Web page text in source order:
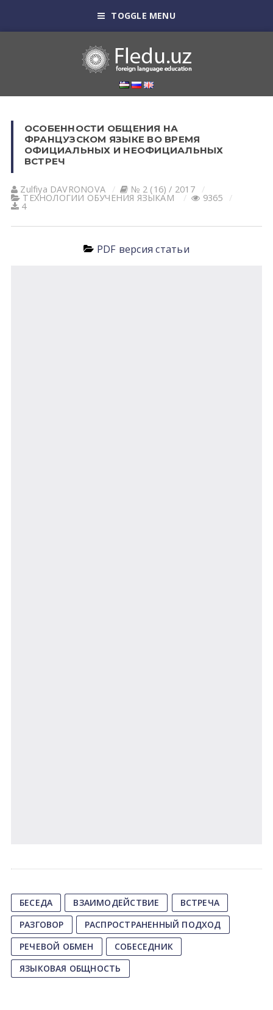
TOGGLE MENU
ОСОБЕННОСТИ ОБЩЕНИЯ НА
ФРАНЦУЗСКОМ ЯЗЫКЕ ВО ВРЕМЯ
ОФИЦИАЛЬНЫХ И НЕОФИЦИАЛЬНЫХ
ВСТРЕЧ
Zulfiya DАVRONOVА № 2 (16) / 2017
ТЕХНОЛОГИИ ОБУЧЕНИЯ ЯЗЫКАМ 9365
4
PDF версия статьи
БЕСЕДА ВЗАИМОДЕЙСТВИЕ
ВСТРЕЧА
РАЗГОВОР
РАСПРОСТРАНЕННЫЙ ПОДХОД
РЕЧЕВОЙ ОБМЕН
СОБЕСЕДНИК
ЯЗЫКОВАЯ ОБЩНОСТЬ